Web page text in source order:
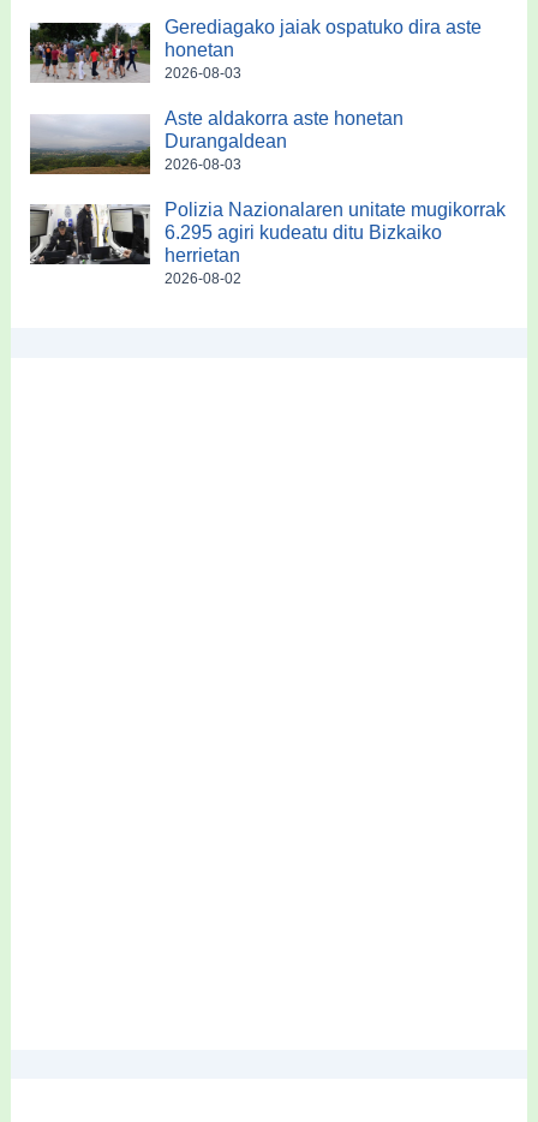
Gerediagako jaiak ospatuko dira aste
honetan
2026-08-03
Aste aldakorra aste honetan
Durangaldean
2026-08-03
Polizia Nazionalaren unitate mugikorrak
6.295 agiri kudeatu ditu Bizkaiko
herrietan
2026-08-02